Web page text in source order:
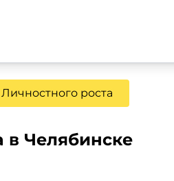
роста
в Челябинске